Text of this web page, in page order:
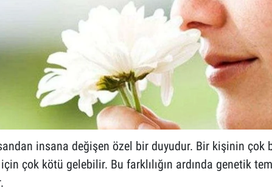
insana değişen özel bir duyudur. Bir kişinin çok
çok kötü gelebilir. Bu farklılığın ardında genetik